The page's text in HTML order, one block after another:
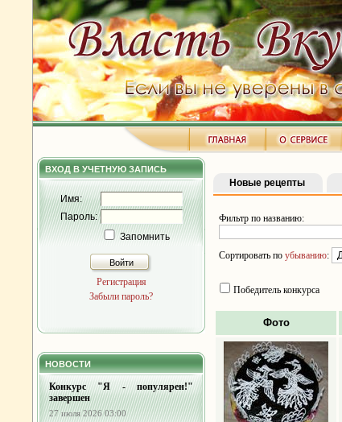
ВХОД В УЧЕТНУЮ ЗАПИСЬ
Имя:
Пароль:
Запомнить
Войти
Регистрация
Забыли пароль?
НОВОСТИ
Конкурс "Я - популярен!"
завершен
27 июля 2026 03:00
Новые рецепты
Фильтр по названию:
Сортировать по убыванию:
Победитель конкурса
Фото